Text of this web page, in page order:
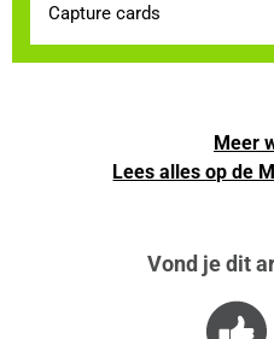
Capture cards
Meer
Lees alles op de
Vond je dit